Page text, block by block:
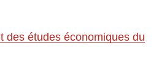
des études économiques du